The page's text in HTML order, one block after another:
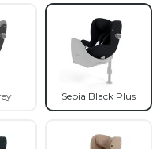
Sepia Black Plus